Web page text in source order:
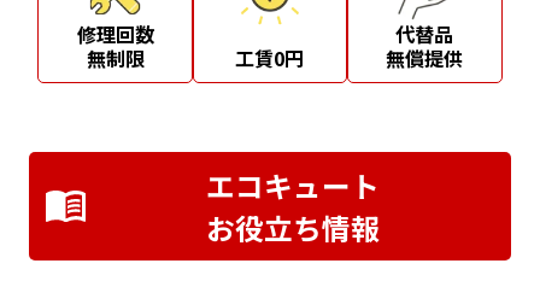
修理回数
無制限
工賃0円
代替品
無償提供
エコキュート
お役立ち情報